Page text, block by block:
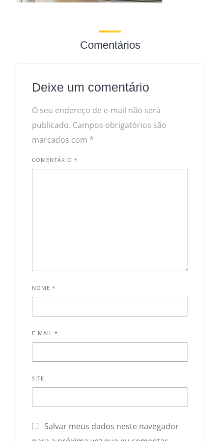
Comentários
Deixe um comentário
O seu endereço de e-mail não será
publicado. Campos obrigatórios são
marcados com *
COMENTÁRIO *
NOME *
E-MAIL *
SITE
Salvar meus dados neste navegador